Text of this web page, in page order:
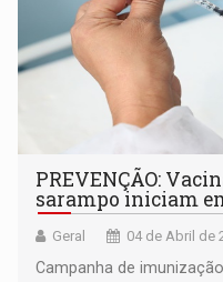
PREVENÇÃO:
sarampo iniciam
Geral 04 de Abril de
Campanha de